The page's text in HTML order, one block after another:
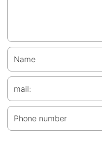
Name
mail:
Phone number